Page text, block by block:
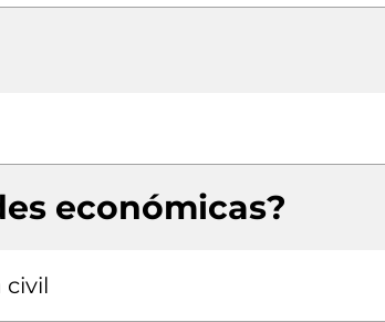
económicas?
civil